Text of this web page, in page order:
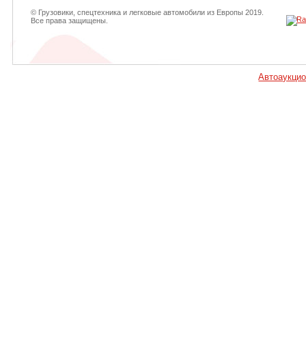
© Грузовики, спецтехника и легковые автомобили из Европы 2019.
Все права защищены.